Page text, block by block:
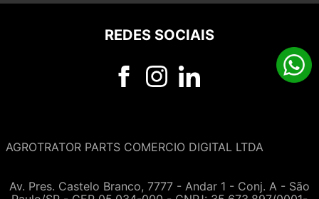
REDES SOCIAIS
AGROTRATOR PARTS COMERCIO DIGITAL LTDA
Av. Pres. Castelo Branco, 7777 - Andar 1 - Conj. A - São